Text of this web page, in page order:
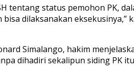
tentang status pemohon PK,
dilaksanakan eksekusinya,”
Simalango, hakim
dihadiri sekalipun siding PK